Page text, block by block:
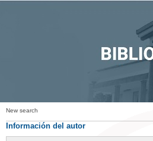
New search
Información del autor